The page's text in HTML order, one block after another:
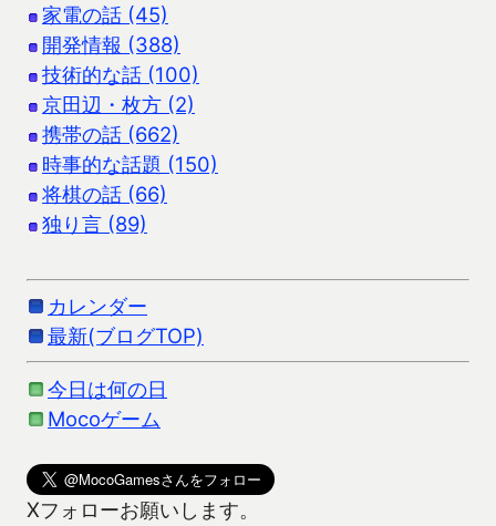
家電の話 (45)
開発情報 (388)
技術的な話 (100)
京田辺・枚方 (2)
携帯の話 (662)
時事的な話題 (150)
将棋の話 (66)
独り言 (89)
カレンダー
最新(ブログTOP)
今日は何の日
Mocoゲーム
Xフォローお願いします。